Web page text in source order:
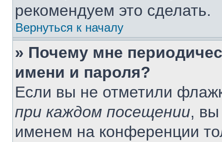
рекомендуем это сделать.
Вернуться к началу
» Почему мне
имени и пароля?
Если вы не отметили
при каждом посещении, вы
именем на конференции